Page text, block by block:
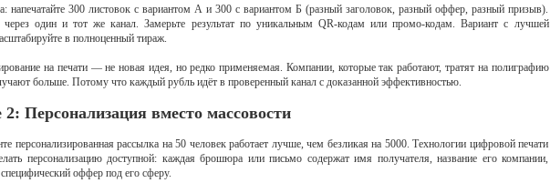
напечатайте 300 листовок с вариантом А и 300 с вариантом Б (разный заголовок, разный оффер, разный призыв).
через один и тот же канал. Замерьте результат по уникальным QR-кодам или промо-кодам. Вариант с лучшей
в полноценный тираж.
на печати — не новая идея, но редко применяемая. Компании, которые так работают, тратят на полиграфию
больше. Потому что каждый рубль идёт в проверенный канал с доказанной эффективностью.
Персонализация вместо массовости
персонализированная рассылка на 50 человек работает лучше, чем безликая на 5000. Технологии цифровой печати
персонализацию доступной: каждая брошюра или письмо содержат имя получателя, название его компании,
оффер под его сферу.